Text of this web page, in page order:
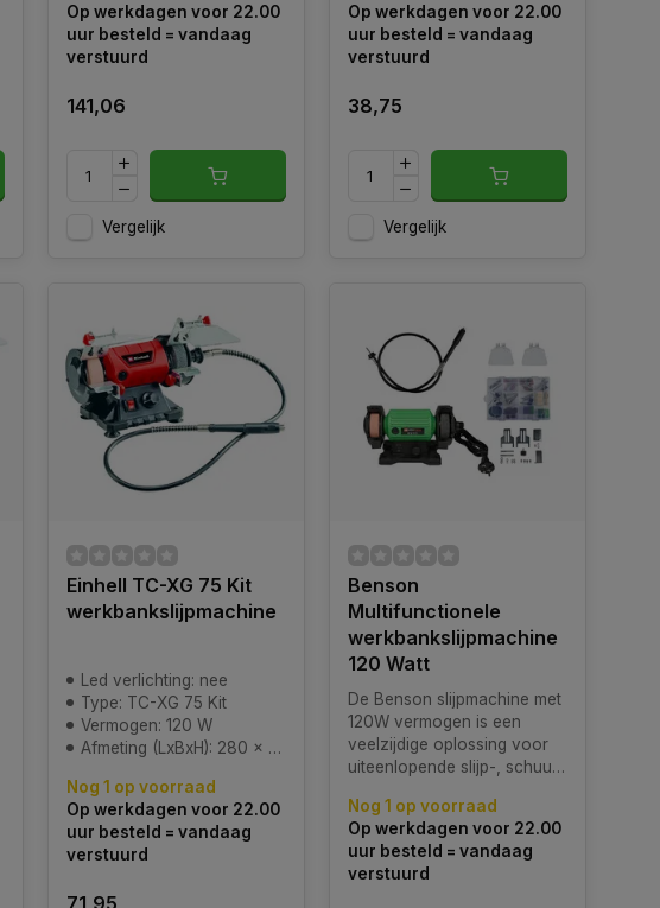
Op werkdagen voor 22.00
uur besteld = vandaag
verstuurd
141,06
Vergelijk
Op werkdagen voor 22.00
uur besteld = vandaag
verstuurd
38,75
Vergelijk
Einhell TC-XG 75 Kit
werkbankslijpmachine
Led verlichting: nee
Type: TC-XG 75 Kit
Vermogen: 120 W
Afmeting (LxBxH): 280 x 220 x 225 mm
Nog 1 op voorraad
Op werkdagen voor 22.00
uur besteld = vandaag
verstuurd
71,95
Benson
Multifunctionele
werkbankslijpmachine
120 Watt
De Benson slijpmachine met
120W vermogen is een
veelzijdige oplossing voor
uiteenlopende slijp-, schuur-
Nog 1 op voorraad
Op werkdagen voor 22.00
uur besteld = vandaag
verstuurd